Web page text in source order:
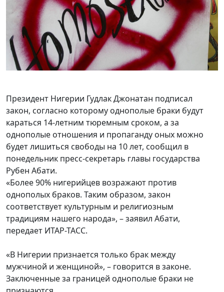
Президент Нигерии Гудлак Джонатан подписал
закон, согласно которому однополые браки будут
караться 14-летним тюремным сроком, а за
однополые отношения и пропаганду оных можно
будет лишиться свободы на 10 лет, сообщил в
понедельник пресс-секретарь главы государства
Рубен Абати.
«Более 90% нигерийцев возражают против
однополых браков. Таким образом, закон
соответствует культурным и религиозным
традициям нашего народа», – заявил Абати,
передает ИТАР-ТАСС.
«В Нигерии признается только брак между
мужчиной и женщиной», – говорится в законе.
Заключенные за границей однополые браки не